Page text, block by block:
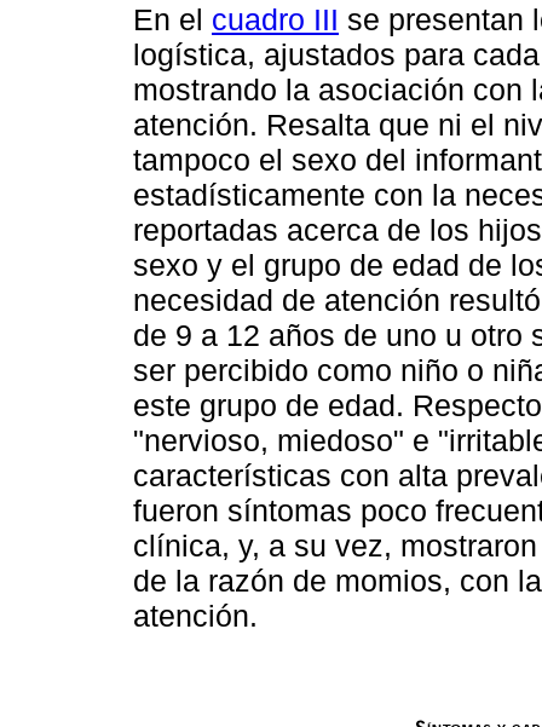
En el cuadro III se presentan
logística, ajustados para
mostrando la asociación con
atención. Resalta que ni el
tampoco el sexo del
estadísticamente con la
reportadas acerca de los
sexo y el grupo de edad de
necesidad de atención
de 9 a 12 años de uno u otro
ser percibido como niño o
este grupo de edad.
"nervioso, miedoso" e
características con alta
fueron síntomas poco
clínica, y, a su vez,
de la razón de momios, con
atención.